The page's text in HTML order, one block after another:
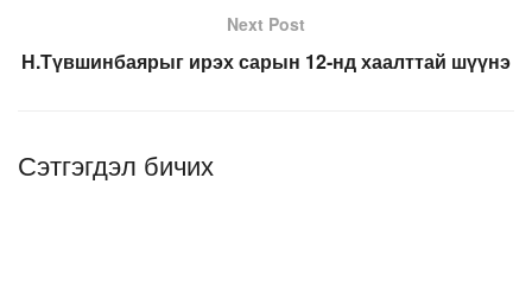
Next Post
Н.Түвшинбаярыг ирэх сарын 12-нд хаалттай шүүнэ
Сэтгэгдэл бичих